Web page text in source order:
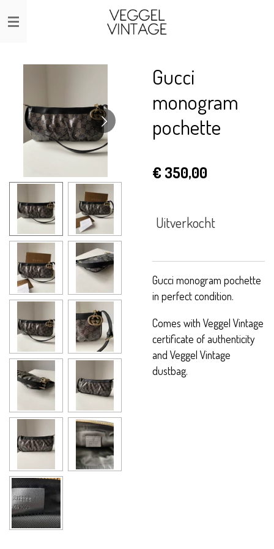
Ga
direct
Gucci
monogram
pochette
€ 350,00
Uitverkocht
Gucci monogram pochette
in perfect condition.
Comes with Veggel Vintage
certificate of authenticity
and Veggel Vintage
dustbag.